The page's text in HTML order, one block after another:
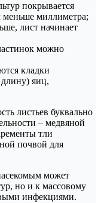
покрывается
миллиметра;
лист начинает
можно
кладки
яиц,
листьев буквально
– медвяной
тли
почвой для
может
но и к массовому
инфекциями.